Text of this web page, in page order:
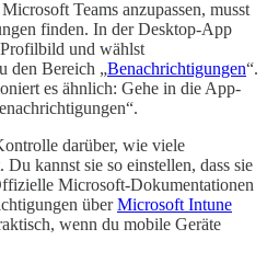
Teams anzupassen, musst
finden. In der Desktop-App
und wählst
den Bereich „Benachrichtigungen“.
es ähnlich: Gehe in die App-
darüber, wie viele
kannst sie so einstellen, dass sie
Microsoft-Dokumentationen
überMicrosoft Intune
wenn du mobile Geräte